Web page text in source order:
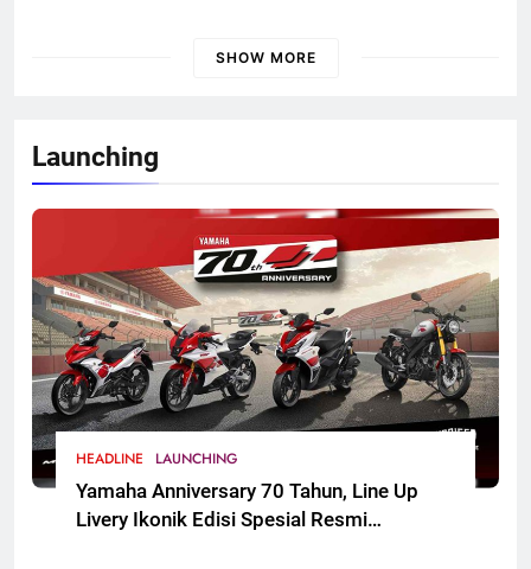
SHOW MORE
Launching
HEADLINE LAUNCHING
Yamaha Anniversary 70 Tahun, Line Up
Livery Ikonik Edisi Spesial Resmi